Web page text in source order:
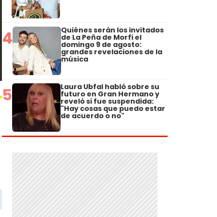
4 Quiénes serán los invitados
de La Peña de Morfi el
domingo 9 de agosto:
grandes revelaciones de la
música
5 Laura Ubfal habló sobre su
futuro en Gran Hermano y
reveló si fue suspendida:
"Hay cosas que puedo estar
de acuerdo o no"